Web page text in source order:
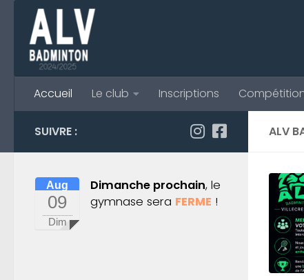
Skip to content
Accueil Le club Inscriptions
ALV
SUIVRE :
Aug
09
Dim
Dimanche prochain, le
gymnase sera FERME !